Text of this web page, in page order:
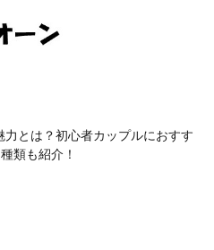
力とは？初心者カップルにおすす
類も紹介！